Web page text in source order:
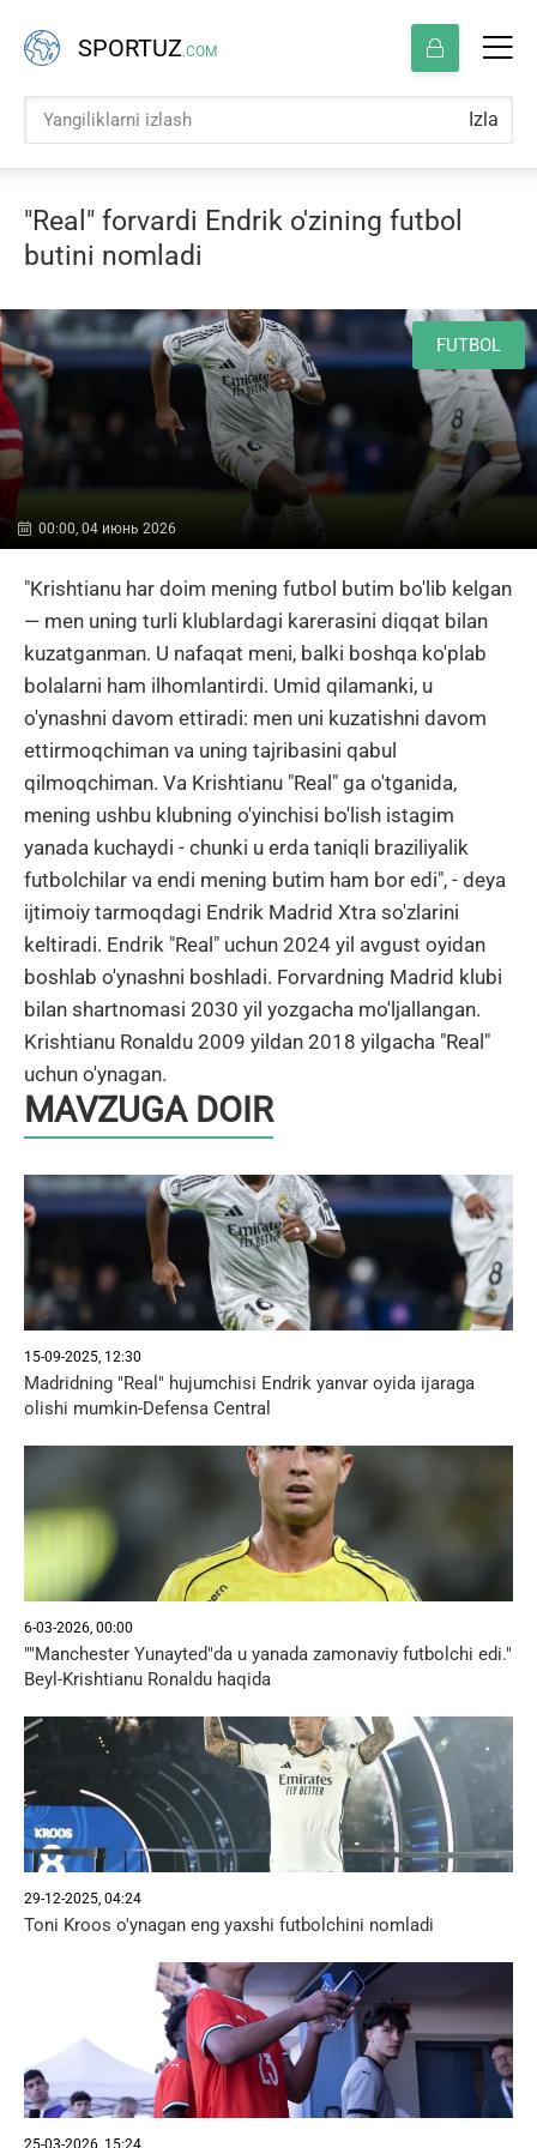
SPORTUZ.COM
Izla
"Real" forvardi Endrik o'zining futbol
butini nomladi
FUTBOL
00:00, 04 июнь 2026
"Krishtianu har doim mening futbol butim bo'lib kelgan
— men uning turli klublardagi karerasini diqqat bilan
kuzatganman. U nafaqat meni, balki boshqa ko'plab
bolalarni ham ilhomlantirdi. Umid qilamanki, u
o'ynashni davom ettiradi: men uni kuzatishni davom
ettirmoqchiman va uning tajribasini qabul
qilmoqchiman. Va Krishtianu "Real" ga o'tganida,
mening ushbu klubning o'yinchisi bo'lish istagim
yanada kuchaydi - chunki u erda taniqli braziliyalik
futbolchilar va endi mening butim ham bor edi", - deya
ijtimoiy tarmoqdagi Endrik Madrid Xtra so'zlarini
keltiradi. Endrik "Real" uchun 2024 yil avgust oyidan
boshlab o'ynashni boshladi. Forvardning Madrid klubi
bilan shartnomasi 2030 yil yozgacha mo'ljallangan.
Krishtianu Ronaldu 2009 yildan 2018 yilgacha "Real"
uchun o'ynagan.
MAVZUGA DOIR
15-09-2025, 12:30
Madridning "Real" hujumchisi Endrik yanvar oyida ijaraga
olishi mumkin-Defensa Central
6-03-2026, 00:00
""Manchester Yunayted"da u yanada zamonaviy futbolchi edi."
Beyl-Krishtianu Ronaldu haqida
29-12-2025, 04:24
Toni Kroos o'ynagan eng yaxshi futbolchini nomladi
25-03-2026, 15:24